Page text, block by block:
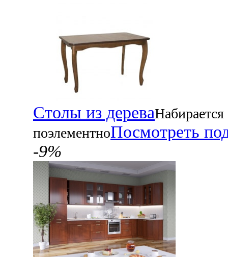
Столы из дереваНабирается
поэлементноПосмотреть
-9%